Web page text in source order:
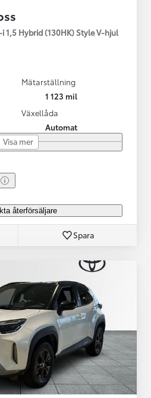
i 1,5 Hybrid (130HK) Style V-hjul
Mätarställning
1 123 mil
Växellåda
Automat
Visa mer
återförsäljare
Spara